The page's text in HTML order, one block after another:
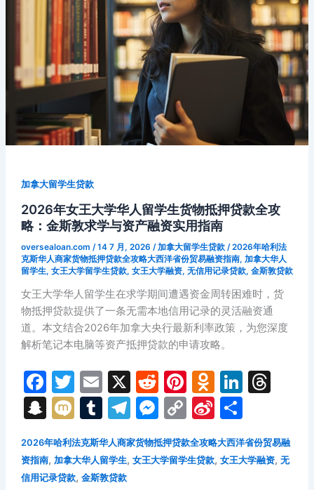
蒙
特
购
款
全
攻
略：
学
签
份
置
业
与
无
本
地
信
用
融
资
加拿大留学生贷款
2026年女王大学华人留学生货物抵押贷款全攻
略：金斯敦求学与资产融资实用指南
oversealoan.com /14 7 月, 2026 /加拿大留学生贷款/2026年哈利法
克斯华人商家货物抵押贷款全攻略大西洋省份贸易融资指南, 加拿大华人
留学生, 女王大学留学生贷款, 女王大学融资, 无信用记录贷款, 金斯敦贷款
女王大学华人留学生在求学期间遭遇资金周转困难时，货
物抵押贷款提供了一条无需本地信用记录的灵活融资通
道。本文结合2026年加拿大央行最新利率政策，为您深度
解析笔记本电脑等资产抵押贷款的申请攻略。
F
a
c
e
b
T
w
itt
er
E
m
ai
l
X R
e
d
di
t
Pi
nt
er
e
st
O
d
n
o
kl
Li
n
k
e
dI
T
a
d
S
a
p
M
ix
i
T
m
bl
T
el
e
M
s
C
p
Si
n
a
分
享
2026年哈利法克斯华人商家货物抵押贷款全攻略大西洋省份贸易融
资指南, 加拿大华人留学生, 女王大学留学生贷款, 女王大学融资, 无
信用记录贷款, 金斯敦贷款